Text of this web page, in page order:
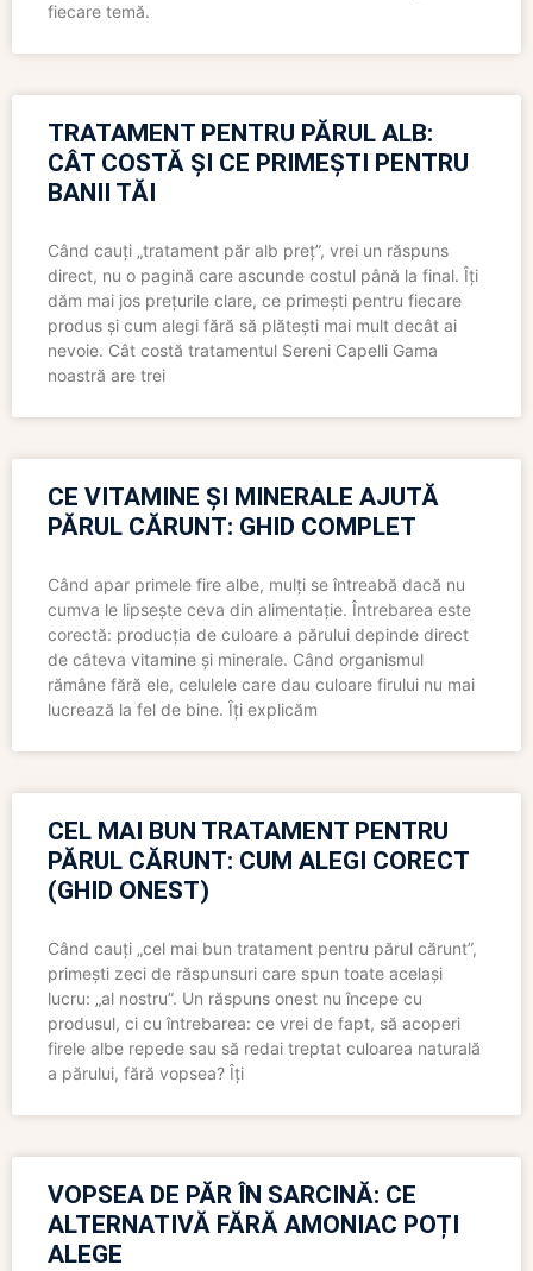
fiecare temă.
TRATAMENT PENTRU PĂRUL ALB:
CÂT COSTĂ ȘI CE PRIMEȘTI PENTRU
BANII TĂI
Când cauți „tratament păr alb preț”, vrei un răspuns
direct, nu o pagină care ascunde costul până la final. Îți
dăm mai jos prețurile clare, ce primești pentru fiecare
produs și cum alegi fără să plătești mai mult decât ai
nevoie. Cât costă tratamentul Sereni Capelli Gama
noastră are trei
CE VITAMINE ȘI MINERALE AJUTĂ
PĂRUL CĂRUNT: GHID COMPLET
Când apar primele fire albe, mulți se întreabă dacă nu
cumva le lipsește ceva din alimentație. Întrebarea este
corectă: producția de culoare a părului depinde direct
de câteva vitamine și minerale. Când organismul
rămâne fără ele, celulele care dau culoare firului nu mai
lucrează la fel de bine. Îți explicăm
CEL MAI BUN TRATAMENT PENTRU
PĂRUL CĂRUNT: CUM ALEGI CORECT
(GHID ONEST)
Când cauți „cel mai bun tratament pentru părul cărunt”,
primești zeci de răspunsuri care spun toate același
lucru: „al nostru”. Un răspuns onest nu începe cu
produsul, ci cu întrebarea: ce vrei de fapt, să acoperi
firele albe repede sau să redai treptat culoarea naturală
a părului, fără vopsea? Îți
VOPSEA DE PĂR ÎN SARCINĂ: CE
ALTERNATIVĂ FĂRĂ AMONIAC POȚI
ALEGE